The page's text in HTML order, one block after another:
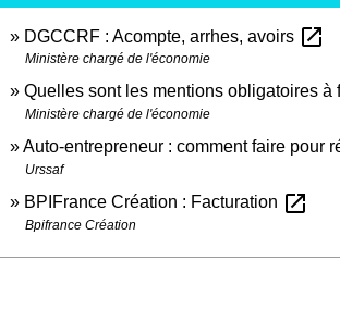
DGCCRF : Acompte, arrhes, avoirs open_in_new
Ministère chargé de l'économie
Quelles sont les mentions obligatoires à
Ministère chargé de l'économie
Auto-entrepreneur : comment faire pour
Urssaf
BPIFrance Création : Facturation open_in_new
Bpifrance Création